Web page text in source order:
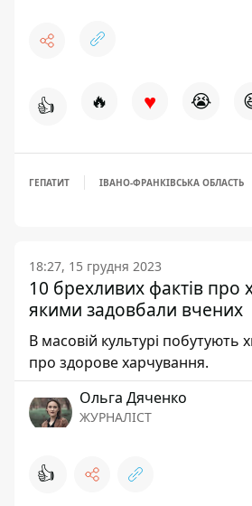
👍 🔥 ♥ 😭
ГЕПАТИТ ІВАНО-ФРАНКІВСЬКА ОБЛАСТЬ
18:27, 15 грудня 2023
10 брехливих фактів про
якими задовбали вчених
В масовій культурі побутують
про здорове харчування.
Ольга Дяченко
ЖУРНАЛІСТ
👍